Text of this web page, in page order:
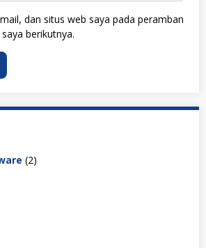
dan situs web saya pada peramban
berikutnya.
(2)